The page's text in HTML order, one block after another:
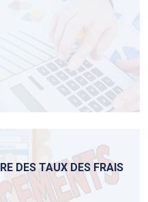
DES TAUX DES FRAIS